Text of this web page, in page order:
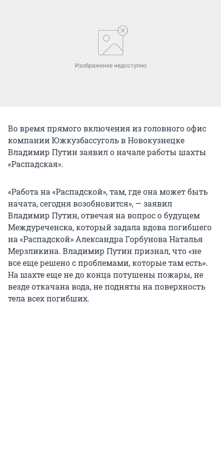
Во время прямого включения из головного офис
компании Южкузбассуголь в Новокузнецке
Владимир Путин заявил о начале работы шахты
«Распадская».
«Работа на «Распадской», там, где она может быть
начата, сегодня возобновится», — заявил
Владимир Путин, отвечая на вопрос о будущем
Междуреченска, который задала вдова погибшего
на «Распадской» Александра Горбунова Наталья
Мерзликина. Владимир Путин признал, что «не
все еще решено с проблемами, которые там есть».
На шахте еще не до конца потушены пожары, не
везде откачана вода, не подняты на поверхность
тела всех погибших.